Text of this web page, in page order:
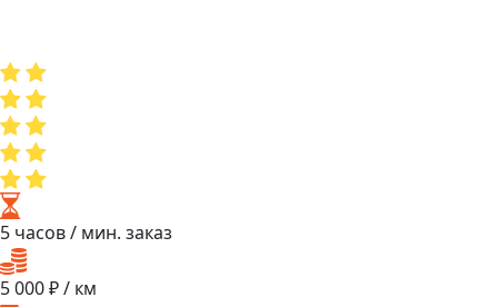
5 часов/ мин. заказ
5 000₽ / км